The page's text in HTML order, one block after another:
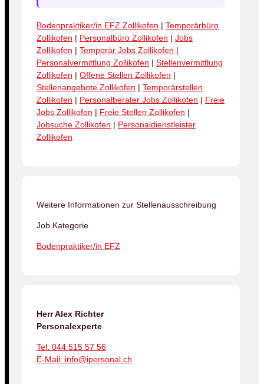
Bodenpraktiker/in EFZ Zollikofen | Temporärbüro
Zollikofen | Personalbüro Zollikofen | Jobs
Zollikofen | Temporär Jobs Zollikofen |
Personalvermittlung Zollikofen | Stellenvermittlung
Zollikofen | Offene Stellen Zollikofen |
Stellenangebote Zollikofen | Temporärstellen
Zollikofen | Personalberater Jobs Zollikofen | Freie
Jobs Zollikofen | Freie Stellen Zollikofen |
Jobsuche Zollikofen | Personaldienstleister
Zollikofen
Weitere Informationen zur Stellenausschreibung
Job Kategorie
Bodenpraktiker/in EFZ
Herr Alex Richter
Personalexperte
Tel: 044 515 57 56
E-Mail: info@ipersonal.ch